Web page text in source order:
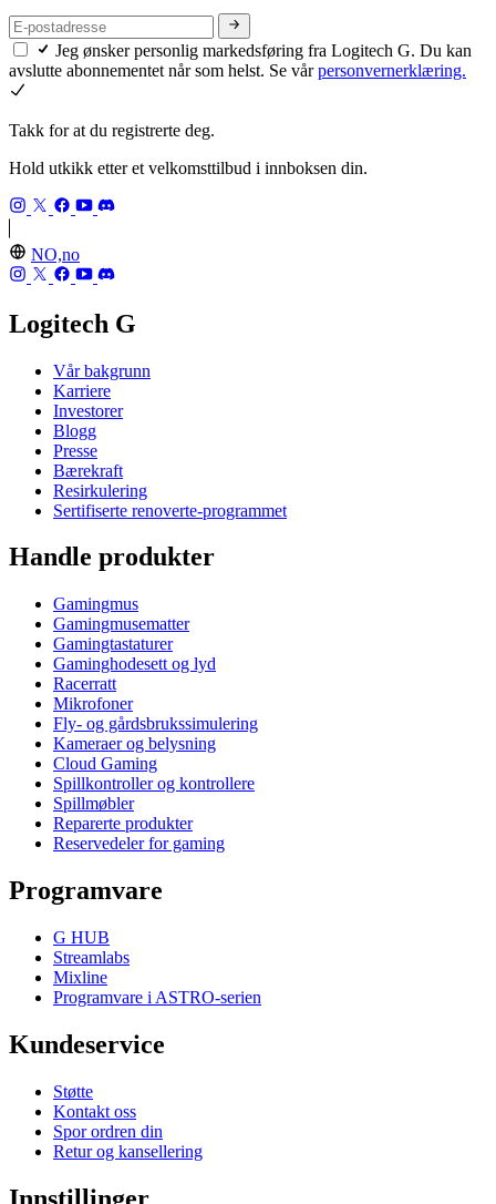
Jeg ønsker personlig markedsføring fra Logitech G. Du kan
avslutte abonnementet når som helst. Se vårpersonvernerklæring.
Takk for at du registrerte deg.
Hold utkikk etter et velkomsttilbud i innboksen din.
NO,no
Logitech G
Vår bakgrunn
Karriere
Investorer
Blogg
Presse
Bærekraft
Resirkulering
Sertifiserte renoverte-programmet
Handle produkter
Gamingmus
Gamingmusematter
Gamingtastaturer
Gaminghodesett og lyd
Racerratt
Mikrofoner
Fly- og gårdsbrukssimulering
Kameraer og belysning
Cloud Gaming
Spillkontroller og kontrollere
Spillmøbler
Reparerte produkter
Reservedeler for gaming
Programvare
G HUB
Streamlabs
Mixline
Programvare i ASTRO-serien
Kundeservice
Støtte
Kontakt oss
Spor ordren din
Retur og kansellering